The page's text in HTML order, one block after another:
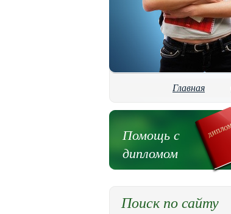
Главная
Помощь с
дипломом
Поиск по сайту